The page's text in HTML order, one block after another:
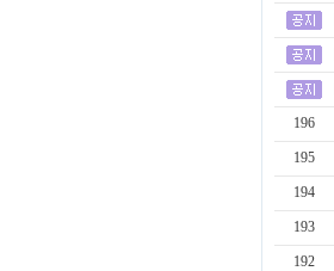
196
195
194
193
192